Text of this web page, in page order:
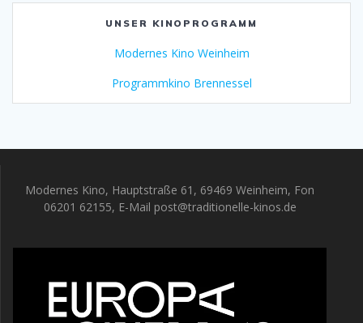
UNSER KINOPROGRAMM
Modernes Kino Weinheim
Programmkino Brennessel
Modernes Kino, Hauptstraße 61, 69469 Weinheim, Fon
06201 62155, E-Mail post@traditionelle-kinos.de